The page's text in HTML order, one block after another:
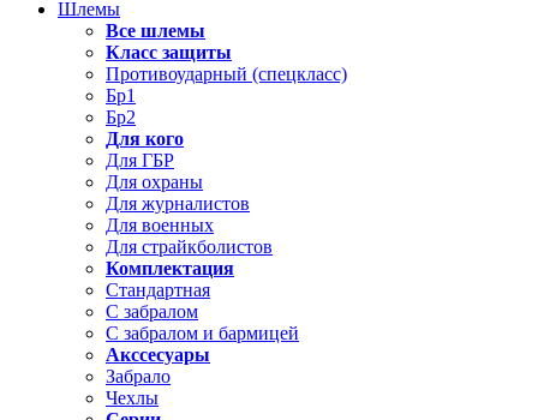
Шлемы
Все шлемы
Класс защиты
Противоударный (спецкласс)
Бр1
Бр2
Для кого
Для ГБР
Для охраны
Для журналистов
Для военных
Для страйкболистов
Комплектация
Стандартная
С забралом
С забралом и бармицей
Акссесуары
Забрало
Чехлы